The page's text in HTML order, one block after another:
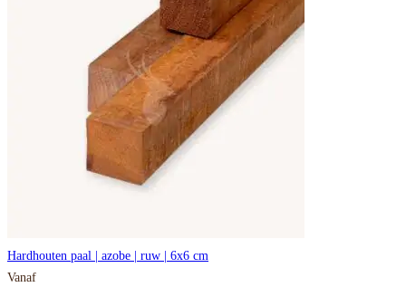
Hardhouten paal | azobe | ruw | 6x6 cm
Vanaf